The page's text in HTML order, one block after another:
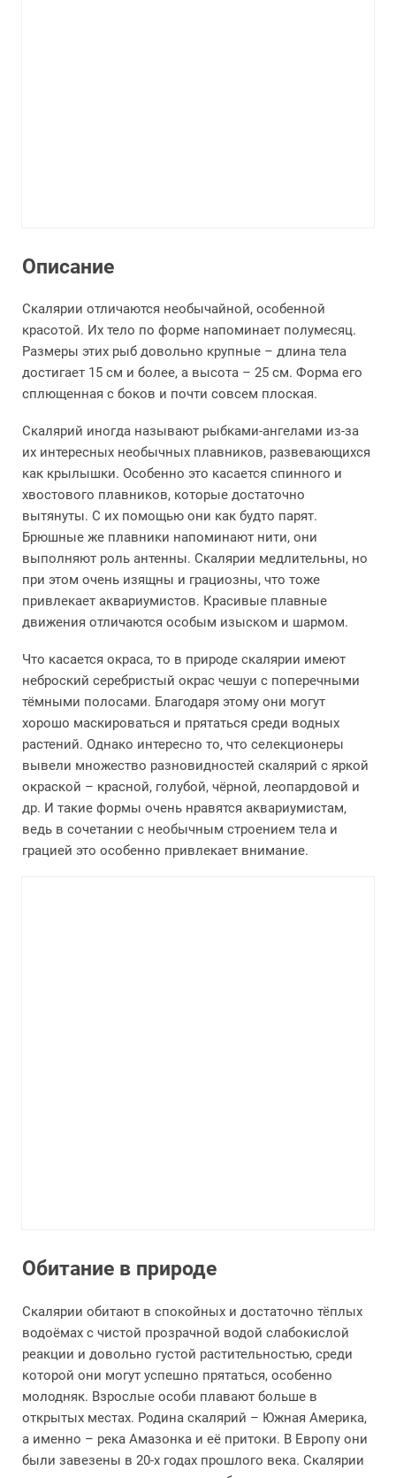
Описание
Скалярии отличаются необычайной, особенной
красотой. Их тело по форме напоминает полумесяц.
Размеры этих рыб довольно крупные – длина тела
достигает 15 см и более, а высота – 25 см. Форма его
сплющенная с боков и почти совсем плоская.
Скалярий иногда называют рыбками-ангелами из-за
их интересных необычных плавников, развевающихся
как крылышки. Особенно это касается спинного и
хвостового плавников, которые достаточно
вытянуты. С их помощью они как будто парят.
Брюшные же плавники напоминают нити, они
выполняют роль антенны. Скалярии медлительны, но
при этом очень изящны и грациозны, что тоже
привлекает аквариумистов. Красивые плавные
движения отличаются особым изыском и шармом.
Что касается окраса, то в природе скалярии имеют
неброский серебристый окрас чешуи с поперечными
тёмными полосами. Благодаря этому они могут
хорошо маскироваться и прятаться среди водных
растений. Однако интересно то, что селекционеры
вывели множество разновидностей скалярий с яркой
окраской – красной, голубой, чёрной, леопардовой и
др. И такие формы очень нравятся аквариумистам,
ведь в сочетании с необычным строением тела и
грацией это особенно привлекает внимание.
Обитание в природе
Скалярии обитают в спокойных и достаточно тёплых
водоёмах с чистой прозрачной водой слабокислой
реакции и довольно густой растительностью, среди
которой они могут успешно прятаться, особенно
молодняк. Взрослые особи плавают больше в
открытых местах. Родина скалярий – Южная Америка,
а именно – река Амазонка и её притоки. В Европу они
были завезены в 20-х годах прошлого века. Скалярии